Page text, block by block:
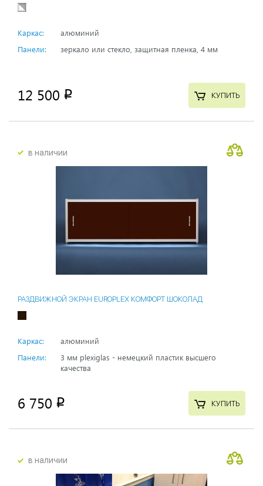
Каркас:
алюминий
Панели:
зеркало или стекло, защитная пленка, 4 мм
12 500 p КУПИТЬ
в наличии
РАЗДВИЖНОЙ ЭКРАН EUROPLEX КОМФОРТ ШОКОЛАД
Каркас:
алюминий
Панели:
3 мм plexiglas - немецкий пластик высшего
качества
6 750 p КУПИТЬ
в наличии